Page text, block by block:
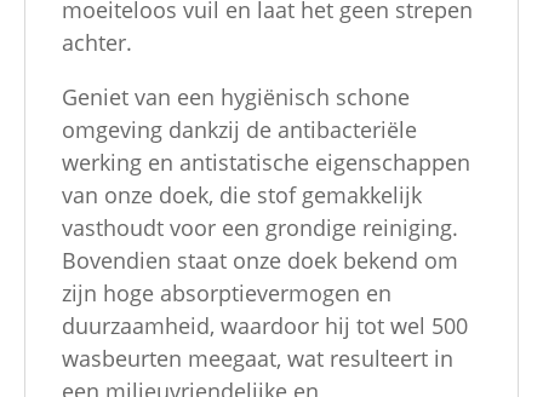
moeiteloos vuil en laat het geen strepen
achter.
Geniet van een hygiënisch schone
omgeving dankzij de antibacteriële
werking en antistatische eigenschappen
van onze doek, die stof gemakkelijk
vasthoudt voor een grondige reiniging.
Bovendien staat onze doek bekend om
zijn hoge absorptievermogen en
duurzaamheid, waardoor hij tot wel 500
wasbeurten meegaat, wat resulteert in
een milieuvriendelijke en